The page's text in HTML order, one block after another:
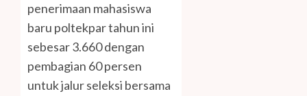
penerimaan mahasiswa
baru poltekpar tahun ini
sebesar 3.660 dengan
pembagian 60 persen
untuk jalur seleksi bersama